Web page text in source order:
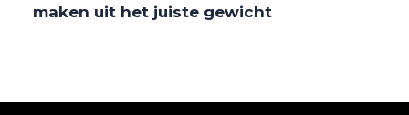
maken uit het juiste gewicht